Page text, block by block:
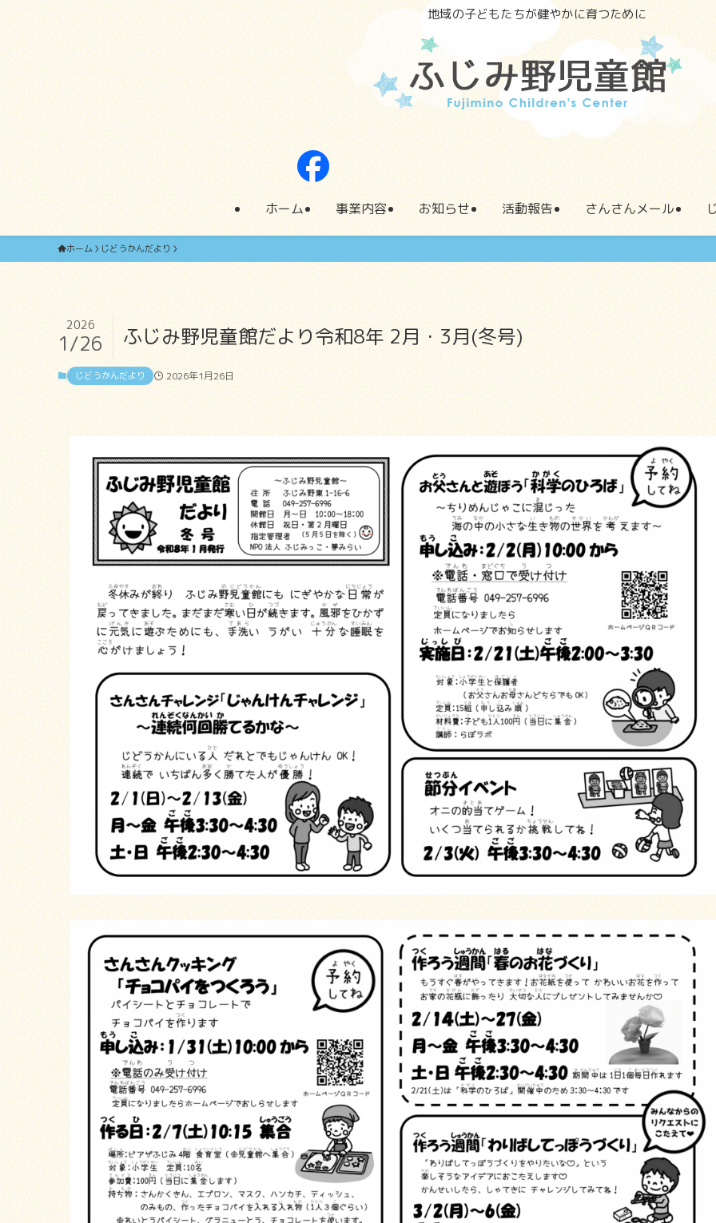
地域の子どもたちが健やかに育つために
ホーム 事業内容 お知らせ 活動報告 さんさんメール
ホーム じどうかんだより
ふじみ野児童館だより令和8年 2月・3月(冬号)
2026
1/26
じどうかんだより 2026年1月26日